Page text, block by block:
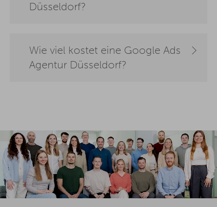
Düsseldorf?
Wie viel kostet eine Google Ads
Agentur Düsseldorf?